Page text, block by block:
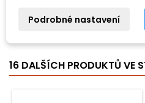
16 DALŠÍCH PRODUKTŮ VE
Podrobné nastavení